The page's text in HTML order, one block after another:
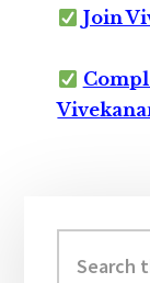
Join
Sidebar
this